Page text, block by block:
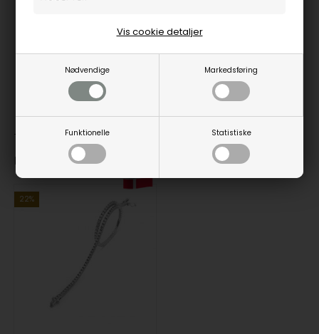
Nødvendige Markedsføring
Funktionelle Statistiske
Vis cookie detaljer
Ring for pris! Ring for pris!
22%